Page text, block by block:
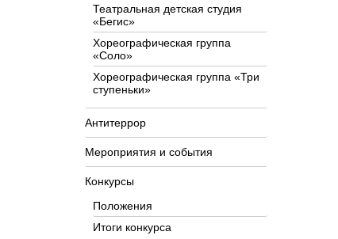
Театральная детская студия
«Бегис»
Хореографическая группа
«Соло»
Хореографическая группа «Три
ступеньки»
Антитеррор
Мероприятия и события
Конкурсы
Положения
Итоги конкурса